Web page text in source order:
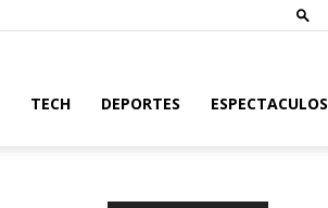
TECH DEPORTES ESPECTACULOS